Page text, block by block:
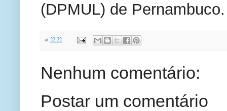
(DPMUL) de Pernambuco.
at 22:22
Nenhum comentário:
Postar um comentário